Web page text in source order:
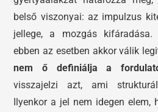
belső viszonyai: az impulzus
jellege, a mozgás kifáradása.
ebben az esetben akkor válik
nem ő definiálja a
visszajelzi azt, ami
Ilyenkor a jel nem idegen elem,